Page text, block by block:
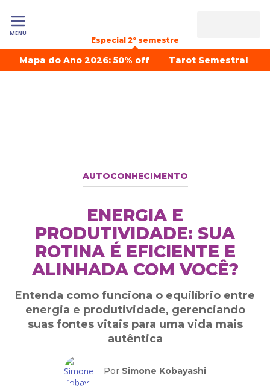
MENU
Especial 2º semestre
Mapa do Ano 2026: 50% off Tarot Semestral
AUTOCONHECIMENTO
ENERGIA E
PRODUTIVIDADE: SUA
ROTINA É EFICIENTE E
ALINHADA COM VOCÊ?
Entenda como funciona o equilíbrio entre
energia e produtividade, gerenciando
suas fontes vitais para uma vida mais
autêntica
Por Simone Kobayashi